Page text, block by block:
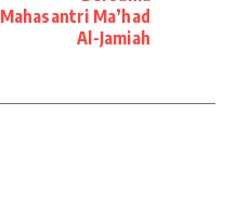
Mahasantri Ma’had
Al-Jamiah